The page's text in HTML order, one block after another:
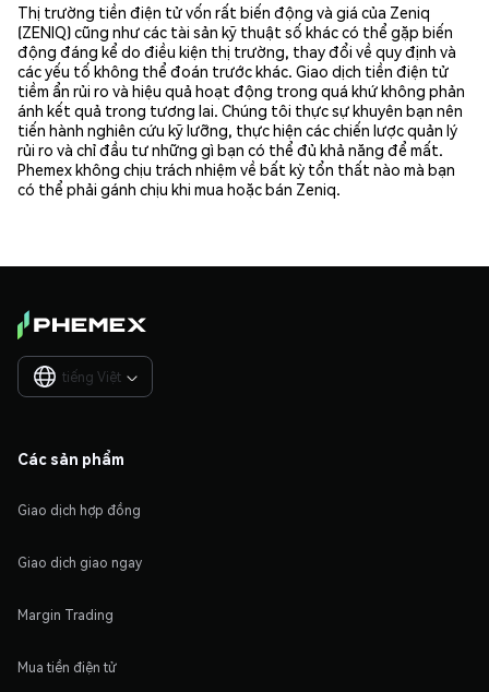
Thị trường tiền điện tử vốn rất biến động và giá của Zeniq
(ZENIQ) cũng như các tài sản kỹ thuật số khác có thể gặp biến
động đáng kể do điều kiện thị trường, thay đổi về quy định và
các yếu tố không thể đoán trước khác. Giao dịch tiền điện tử
tiềm ẩn rủi ro và hiệu quả hoạt động trong quá khứ không phản
ánh kết quả trong tương lai. Chúng tôi thực sự khuyên bạn nên
tiến hành nghiên cứu kỹ lưỡng, thực hiện các chiến lược quản lý
rủi ro và chỉ đầu tư những gì bạn có thể đủ khả năng để mất.
Phemex không chịu trách nhiệm về bất kỳ tổn thất nào mà bạn
có thể phải gánh chịu khi mua hoặc bán Zeniq.
tiếng Việt 
Các sản phẩm
Giao dịch hợp đồng
Giao dịch giao ngay
Margin Trading
Mua tiền điện tử